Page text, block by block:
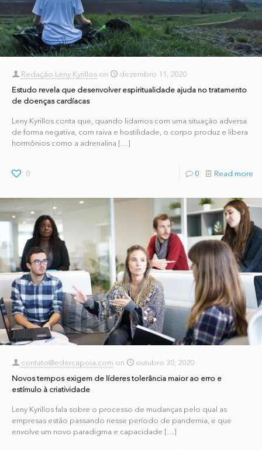
Redação Leny Kyrillos on
dezembro 11, 2020
Estudo revela que desenvolver espiritualidade ajuda no tratamento
de doenças cardíacas
Leny Kyrillos conta que, quando lidamos com uma situação adversa
de forma negativa, com raiva e hostilidade, o corpo produz e libera
hormônios como a adrenalina […]
0 0 Read more
contato@edercapoia.com on
outubro 30, 2020
Novos tempos exigem de líderes tolerância maior ao erro e
estímulo à criatividade
Leny Kyrillos fala sobre o processo de mudanças pelo qual as
empresas estão passando nesse período de pandemia, e que
envolve um novo paradigma e capacidade […]